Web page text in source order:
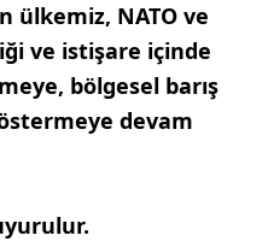
ülkemiz, NATO ve
ve istişare içinde
bölgesel barış
devam